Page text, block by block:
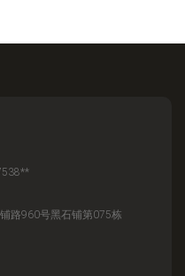
路960号黑石铺第075栋